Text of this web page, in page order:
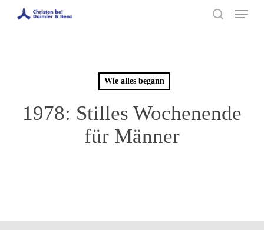
Menu
Wie alles begann
1978: Stilles Wochenende
für Männer